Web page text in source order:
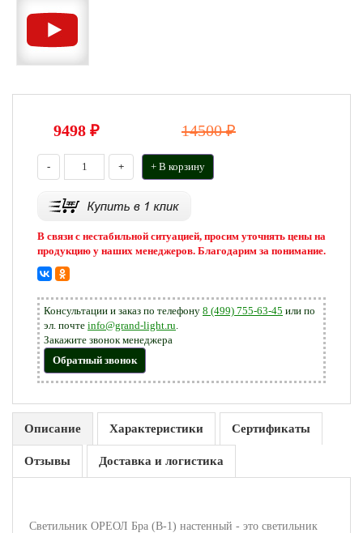
9498 ₽ 14500 ₽
- + + В корзину
В связи с нестабильной ситуацией, просим уточнять цены на
продукцию у наших менеджеров. Благодарим за понимание.
Консультации и заказ по телефону 8 (499) 755-63-45 или по
эл. почте info@grand-light.ru.
Закажите звонок менеджера
Обратный звонок
Описание Характеристики Сертификаты
Отзывы Доставка и логистика
Светильник ОРЕОЛ Бра (В-1) настенный - это светильник